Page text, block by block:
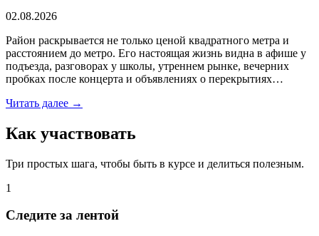
02.08.2026
Район раскрывается не только ценой квадратного метра и
расстоянием до метро. Его настоящая жизнь видна в афише у
подъезда, разговорах у школы, утреннем рынке, вечерних
пробках после концерта и объявлениях о перекрытиях…
Читать далее →
Как участвовать
Три простых шага, чтобы быть в курсе и делиться полезным.
1
Следите за лентой